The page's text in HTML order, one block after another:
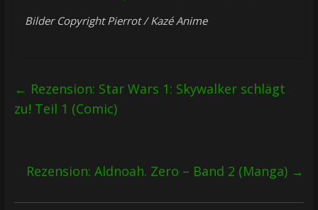
Bilder Copyright Pierrot / Kazé Anime
← Rezension: Star Wars 1: Skywalker schlägt
zu! Teil 1 (Comic)
Rezension: Aldnoah. Zero – Band 2 (Manga) →